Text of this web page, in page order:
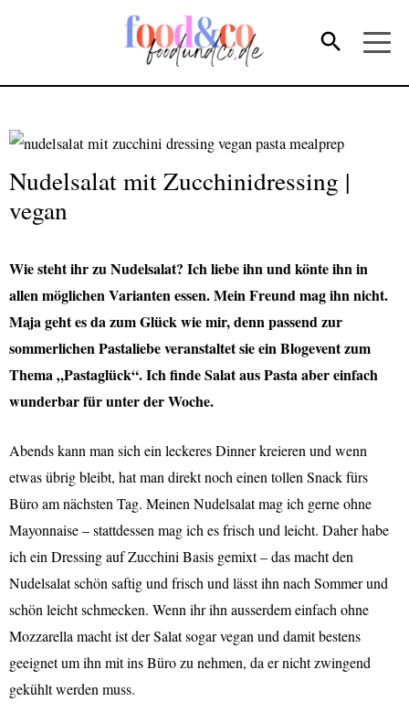
Nudelsalat mit Zucchinidressing |
vegan
Wie steht ihr zu Nudelsalat? Ich liebe ihn und könte ihn in
allen möglichen Varianten essen. Mein Freund mag ihn nicht.
Maja geht es da zum Glück wie mir, denn passend zur
sommerlichen Pastaliebe veranstaltet sie ein Blogevent zum
Thema „Pastaglück“. Ich finde Salat aus Pasta aber einfach
wunderbar für unter der Woche.
Abends kann man sich ein leckeres Dinner kreieren und wenn
etwas übrig bleibt, hat man direkt noch einen tollen Snack fürs
Büro am nächsten Tag. Meinen Nudelsalat mag ich gerne ohne
Mayonnaise – stattdessen mag ich es frisch und leicht. Daher habe
ich ein Dressing auf Zucchini Basis gemixt – das macht den
Nudelsalat schön saftig und frisch und lässt ihn nach Sommer und
schön leicht schmecken. Wenn ihr ihn ausserdem einfach ohne
Mozzarella macht ist der Salat sogar vegan und damit bestens
geeignet um ihn mit ins Büro zu nehmen, da er nicht zwingend
gekühlt werden muss.